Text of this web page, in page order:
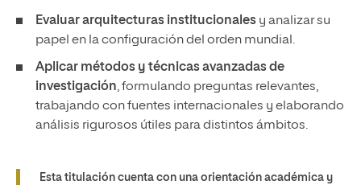
Evaluar arquitecturas institucionales y analizar su
papel en la configuración del orden mundial.
Aplicar métodos y técnicas avanzadas de
investigación, formulando preguntas relevantes,
trabajando con fuentes internacionales y elaborando
análisis rigurosos útiles para distintos ámbitos.
Esta titulación cuenta con una orientación académica y